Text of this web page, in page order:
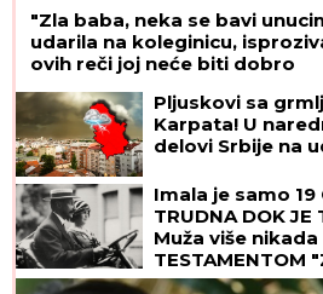
"Zla baba, neka se bavi
udarila na koleginicu,
ovih reči joj neće biti dobro
Pljuskovi sa
Karpata! U
delovi Srbije na
Imala je samo 19
TRUDNA DOK JE
Muža više
TESTAMENTOM
TAJNA i danas